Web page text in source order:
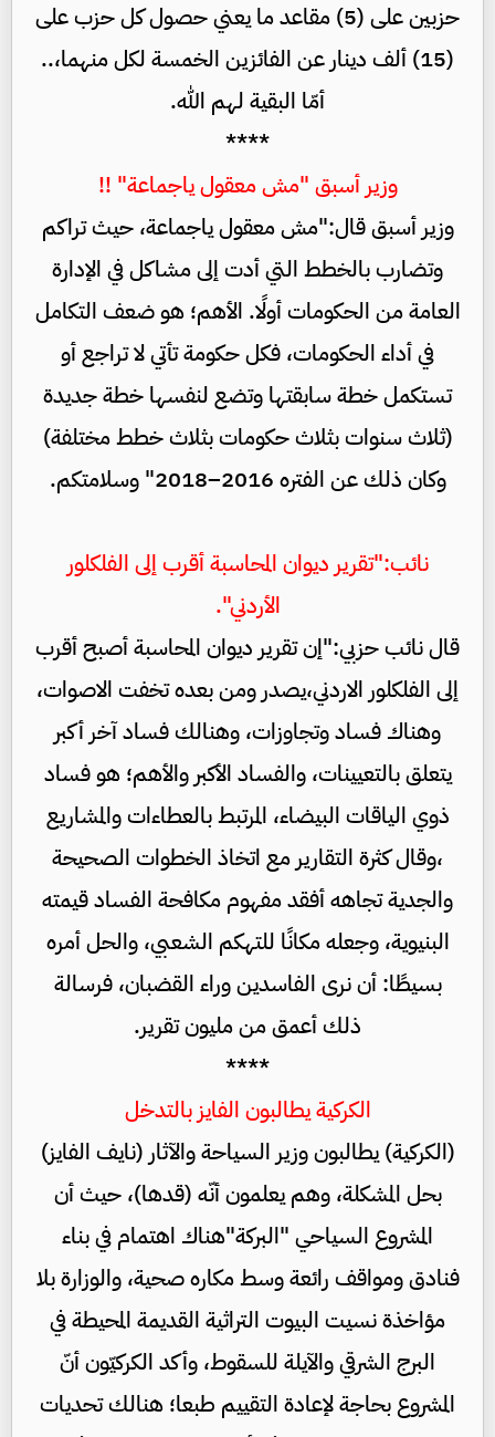
حزبين على (5) مقاعد ما يعني حصول كل حزب على
(15) ألف دينار عن الفائزين الخمسة لكل منهما،..
أمّا البقية لهم الله.
****
وزير أسبق "مش معقول ياجماعة" !!
وزير أسبق قال:"مش معقول ياجماعة، حيث تراكم
وتضارب بالخطط التي أدت إلى مشاكل في الإدارة
العامة من الحكومات أولًا. الأهم؛ هو ضعف التكامل
في أداء الحكومات، فكل حكومة تأتي لا تراجع أو
تستكمل خطة سابقتها وتضع لنفسها خطة جديدة
(ثلاث سنوات بثلاث حكومات بثلاث خطط مختلفة)
وكان ذلك عن الفتره 2016–2018" وسلامتكم.
نائب:"تقرير ديوان المحاسبة أقرب إلى الفلكلور
الأردني".
قال نائب حزبي:"إن تقرير ديوان المحاسبة أصبح أقرب
إلى الفلكلور الاردني،يصدر ومن بعده تخفت الاصوات،
وهناك فساد وتجاوزات، وهنالك فساد آخر أكبر
يتعلق بالتعيينات، والفساد الأكبر والأهم؛ هو فساد
ذوي الياقات البيضاء، المرتبط بالعطاءات والمشاريع
،وقال كثرة التقارير مع اتخاذ الخطوات الصحيحة
والجدية تجاهه أفقد مفهوم مكافحة الفساد قيمته
البنيوية، وجعله مكانًا للتهكم الشعبي، والحل أمره
بسيطًا: أن نرى الفاسدين وراء القضبان، فرسالة
ذلك أعمق من مليون تقرير.
****
الكركية يطالبون الفايز بالتدخل
(الكركية) يطالبون وزير السياحة والآثار (نايف الفايز)
بحل المشكلة، وهم يعلمون أنّه (قدها)، حيث أن
المشروع السياحي "البركة"هناك اهتمام في بناء
فنادق ومواقف رائعة وسط مكاره صحية، والوزارة بلا
مؤاخذة نسيت البيوت التراثية القديمة المحيطة في
البرج الشرقي والآيلة للسقوط، وأكد الكركيّون أنّ
المشروع بحاجة لإعادة التقييم طبعا؛ هنالك تحديات